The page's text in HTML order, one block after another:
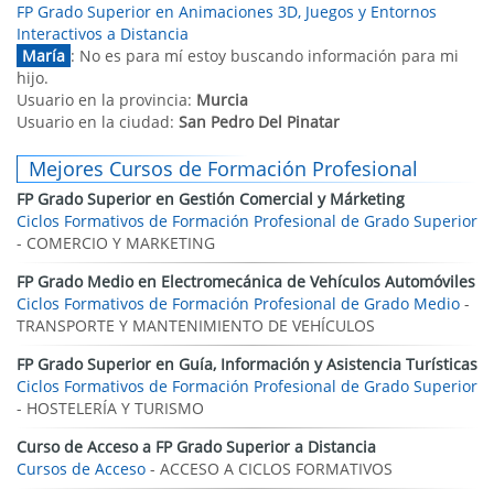
FP Grado Superior en Animaciones 3D, Juegos y Entornos
Interactivos a Distancia
María : No es para mí estoy buscando información para mi
hijo.
Usuario en la provincia: Murcia
Usuario en la ciudad: San Pedro Del Pinatar
Mejores Cursos de Formación Profesional
FP Grado Superior en Gestión Comercial y Márketing
Ciclos Formativos de Formación Profesional de Grado Superior
- COMERCIO Y MARKETING
FP Grado Medio en Electromecánica de Vehículos Automóviles
Ciclos Formativos de Formación Profesional de Grado Medio -
TRANSPORTE Y MANTENIMIENTO DE VEHÍCULOS
FP Grado Superior en Guía, Información y Asistencia Turísticas
Ciclos Formativos de Formación Profesional de Grado Superior
- HOSTELERÍA Y TURISMO
Curso de Acceso a FP Grado Superior a Distancia
Cursos de Acceso - ACCESO A CICLOS FORMATIVOS